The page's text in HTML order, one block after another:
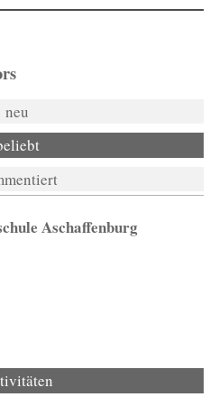
neu
Aschaffenburg